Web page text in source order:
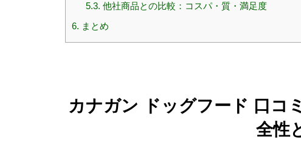
5.3. 他社商品との比較：コスパ・質・満足度
6. まとめ
カナガン ドッグフード 口コ
全性